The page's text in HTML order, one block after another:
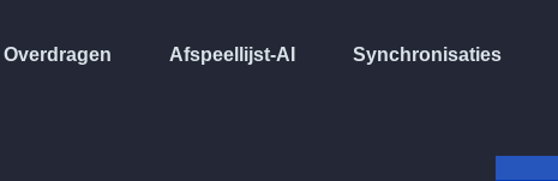
Overdragen Afspeellijst-AI Synchronisaties